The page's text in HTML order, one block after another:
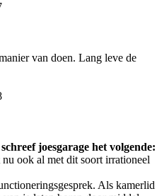
van doen. Lang leve de
schreef joesgarage het volgende:
ook al met dit soort irrationeel
Als kamerlid